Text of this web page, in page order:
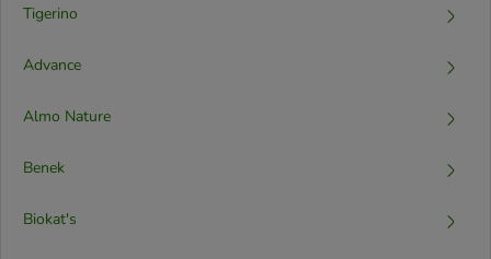
Tigerino
Advance
Almo Nature
Benek
Biokat's